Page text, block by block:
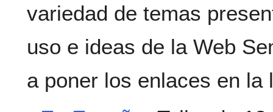
variedad de temas
uso e ideas de la Web
a poner los enlaces en la